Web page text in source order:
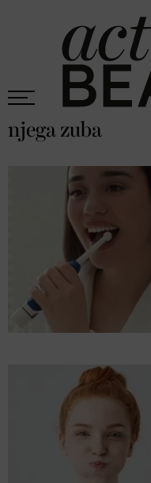
njega zuba